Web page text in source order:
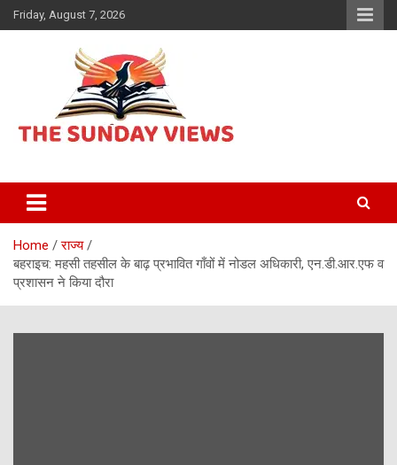
Skip
to
Friday, August 7, 2026
The Sunday views
Home
राज्य
बहराइच: महसी तहसील के बाढ़ प्रभावित गाँवों में नोडल अधिकारी, एन.डी.आर.एफ व
प्रशासन ने किया दौरा